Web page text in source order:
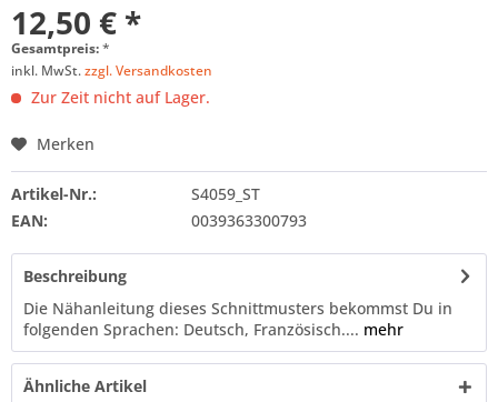
12,50 € *
Gesamtpreis:*
inkl. MwSt.zzgl. Versandkosten
Zur Zeit nicht auf Lager.
Merken
Artikel-Nr.:
S4059_ST
EAN:
0039363300793
Beschreibung
Die Nähanleitung dieses Schnittmusters bekommst Du in
folgenden Sprachen: Deutsch, Französisch.... mehr
Ähnliche Artikel